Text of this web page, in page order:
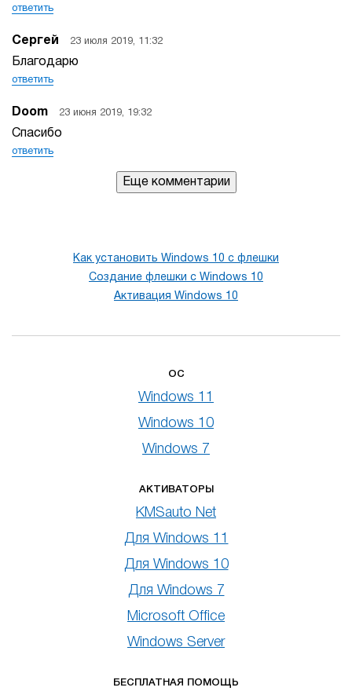
ответить
Сергей 23 июля 2019, 11:32
Благодарю
ответить
Doom 23 июня 2019, 19:32
Спасибо
ответить
Еще комментарии
Как установить Windows 10 с флешки
Создание флешки с Windows 10
Активация Windows 10
ОС
Windows 11
Windows 10
Windows 7
АКТИВАТОРЫ
KMSauto Net
Для Windows 11
Для Windows 10
Для Windows 7
Microsoft Office
Windows Server
БЕСПЛАТНАЯ ПОМОЩЬ